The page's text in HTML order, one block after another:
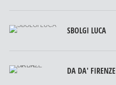
SBOLGI LUCA
DA DA' FIRENZE